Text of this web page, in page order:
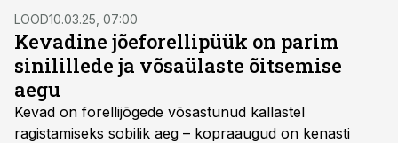
sobivast varustusest ning kalapüügi nüanssidest
liitsidega – peamiselt forellipüügi võtmes – järgnevas
loos juttu tulebki.
LOOD10.03.25, 07:00
Kevadine jõeforellipüük on parim
sinilillede ja võsaülaste õitsemise
aegu
Kevad on forellijõgede võsastunud kallastel
ragistamiseks sobilik aeg – kopraaugud on kenasti